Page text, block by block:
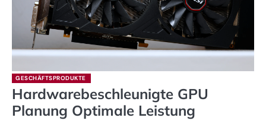
GESCHÄFTSPRODUKTE
Hardwarebeschleunigte GPU
Planung Optimale Leistung